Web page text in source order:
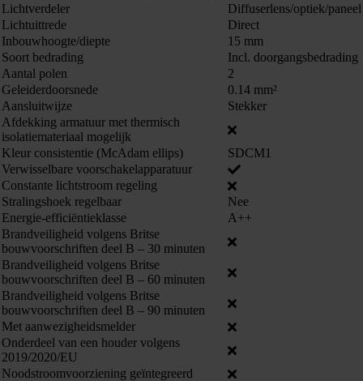
Lichtverdeler
Diffuserlens/optiek/paneel
Lichtuittrede
Direct
Inbouwhoogte/diepte
15 mm
Soort bedrading
Incl. doorgangsbedrading
Aantal polen
2
Geleiderdoorsnede
0.14 mm²
Aansluitwijze
Stekker
Afdekking armatuur met thermisch
isolatiemateriaal mogelijk
Kleur consistentie (McAdam ellips)
SDCM1
Verwisselbare voorschakelapparatuur
Constante lichtstroom regeling
Stralingshoek regelbaar
Nee
Energie-efficiëntieklasse
A++
Brandveiligheid volgens Britse
bouwvoorschriften deel B – 30 minuten
Brandveiligheid volgens Britse
bouwvoorschriften deel B – 60 minuten
Brandveiligheid volgens Britse
bouwvoorschriften deel B – 90 minuten
Met aanwezigheidsmelder
Onderdeel van een houder volgens
2019/2020/EU
Noodstroomvoorziening geïntegreerd